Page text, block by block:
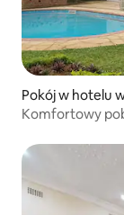
Pokój w hotelu
Komfortowy